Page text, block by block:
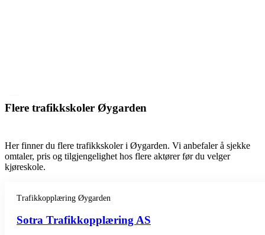
Flere trafikkskoler Øygarden
Her finner du flere trafikkskoler i Øygarden. Vi anbefaler å sjekke
omtaler, pris og tilgjengelighet hos flere aktører før du velger
kjøreskole.
Trafikkopplæring Øygarden
Sotra Trafikkopplæring AS